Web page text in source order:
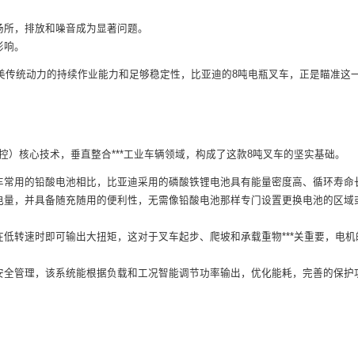
，排放和噪音成为显著问题。
。
统动力的持续作业能力和足够稳定性，比亚迪的8吨电瓶叉车，正是瞄准这
）核心技术，垂直整合***工业车辆领域，构成了这款8吨叉车的坚实基础。
用的铅酸电池相比，比亚迪采用的磷酸铁锂电池具有能量密度高、循环寿命
，并具备随充随用的便利性，无需像铅酸电池那样专门设置更换电池的区域
转速时即可输出大扭矩，这对于叉车起步、爬坡和承载重物***关重要，电机
管理，该系统能根据负载和工况智能调节功率输出，优化能耗，完善的保护